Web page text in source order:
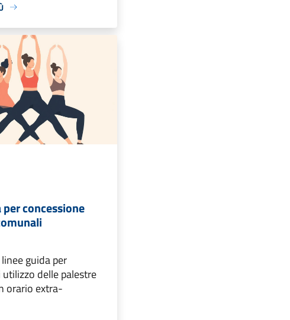
concessione
guida per
delle palestre
orario extra-